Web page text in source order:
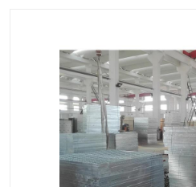
齿形钢格板
热镀锌钢格板